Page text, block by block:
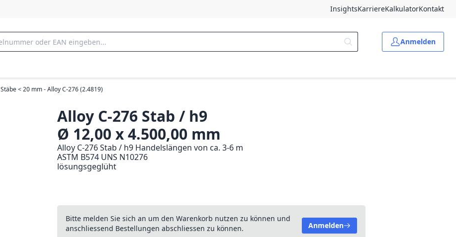
InsightsKarriereKalkulatorKontakt
Anmelden
Stäbe < 20 mm - Alloy C-276 (2.4819)
Alloy C-276 Stab / h9
Ø 12,00 x 4.500,00 mm
Alloy C-276 Stab / h9 Handelslängen von ca. 3-6 m
ASTM B574 UNS N10276
lösungsgeglüht
Bitte melden Sie sich an um den Warenkorb nutzen zu können und
anschliessend Bestellungen abschliessen zu können.
Anmelden